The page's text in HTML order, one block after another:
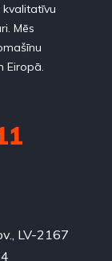
Mēs
Eiropā.
LV-2167